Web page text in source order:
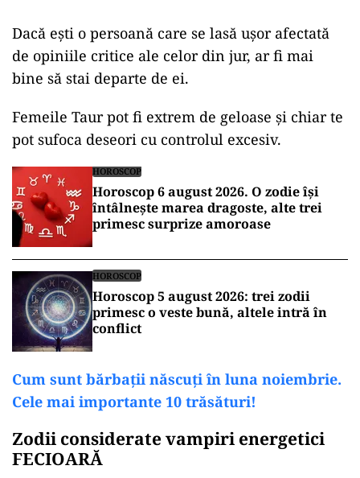
Dacă ești o persoană care se lasă ușor afectată
de opiniile critice ale celor din jur, ar fi mai
bine să stai departe de ei.
Femeile Taur pot fi extrem de geloase și chiar te
pot sufoca deseori cu controlul excesiv.
HOROSCOP
Horoscop 6 august 2026. O zodie își
întâlnește marea dragoste, alte trei
primesc surprize amoroase
HOROSCOP
Horoscop 5 august 2026: trei zodii
primesc o veste bună, altele intră în
conflict
Cum sunt bărbații născuți în luna noiembrie.
Cele mai importante 10 trăsături!
Zodii considerate vampiri energetici
FECIOARĂ